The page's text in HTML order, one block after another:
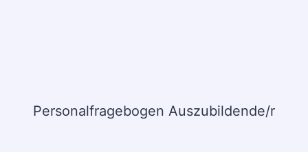
Personalfragebogen Auszubildende/r